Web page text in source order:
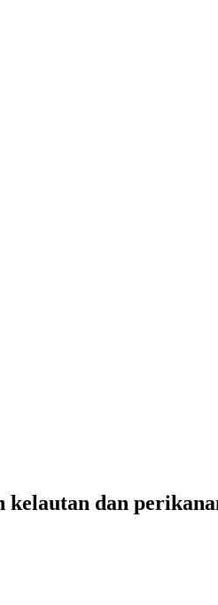
kelautan dan